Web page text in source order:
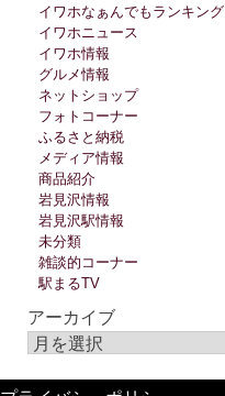
イワホなぁんでもランキング
イワホニュース
イワホ情報
グルメ情報
ネットショップ
フォトコーナー
ふるさと納税
メディア情報
商品紹介
岩見沢情報
岩見沢駅情報
未分類
雑談的コーナー
駅まるTV
アーカイブ